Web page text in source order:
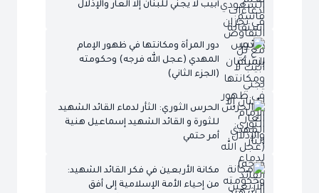
أبيب لا يجني للبنان إلا العار والإذلال
دور المرأة ومكانتها في ظهور الإمام
المهدي (عجل الله فرجه) وحكومته
(الجزء الثاني)
الحرس الثوري: الثأر لدماء القائد الشهيد
للثورة و القائد الشهيد إسماعيل هنية
أمر حتمي
مكانة الأربعين في فكر القائد الشهيد:
من إحياء الأمة الإسلامية إلى أفق